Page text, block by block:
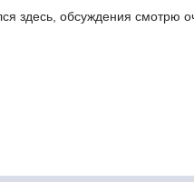
здесь, обсуждения смотрю